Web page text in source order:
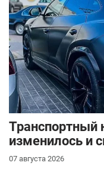
Транспортный
изменилось и
07 августа 2026